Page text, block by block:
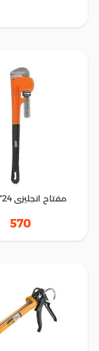
مفتاح انجليزى 24" (كينج)
570